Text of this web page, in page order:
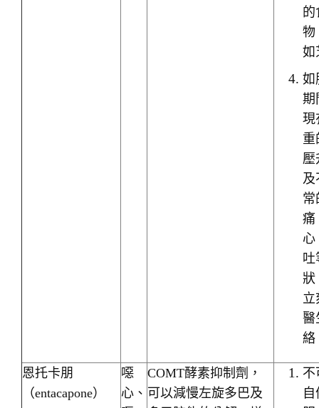
的
物
如
如
期
現
重
壓
及
常
痛
心
吐
狀
立
醫
絡
恩托卡朋
（entacapone）
噁
心、
COMT酵素抑制劑，
可以減慢左旋多巴及
不
自